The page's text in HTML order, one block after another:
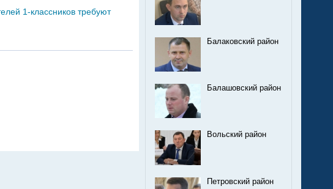
1-классников требуют
Балаковский район
Балашовский район
Вольский район
Петровский район